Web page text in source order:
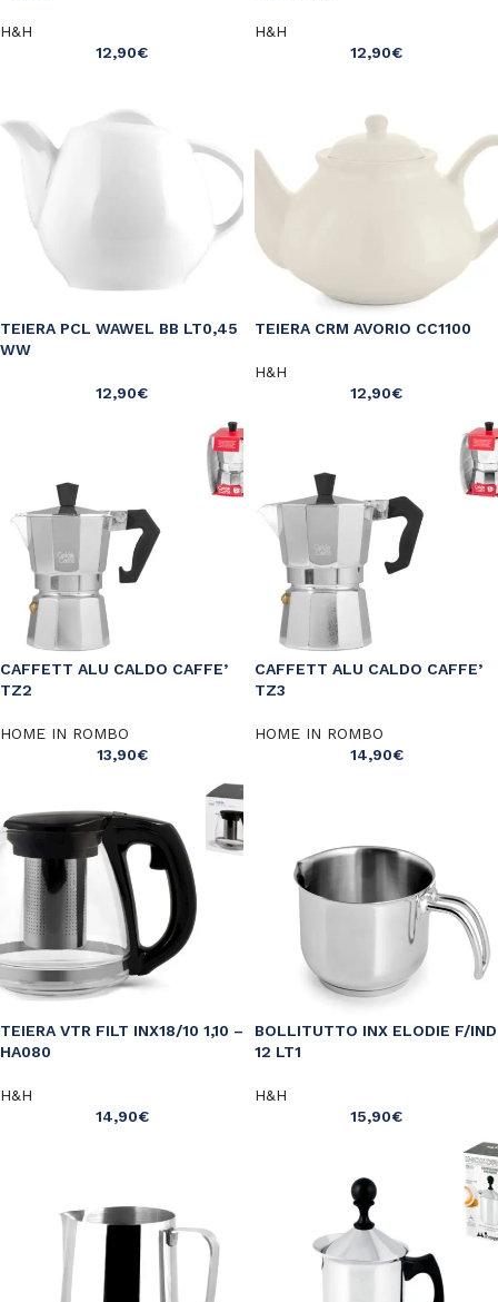
H&H
12,90€
H&H
12,90€
TEIERA PCL WAWEL BB LT0,45
WW
12,90€
TEIERA CRM AVORIO CC1100
H&H
12,90€
CAFFETT ALU CALDO CAFFE’
TZ2
HOME IN ROMBO
13,90€
CAFFETT ALU CALDO CAFFE’
TZ3
HOME IN ROMBO
14,90€
TEIERA VTR FILT INX18/10 1,10 –
HA080
H&H
14,90€
BOLLITUTTO INX ELODIE F/IND
12 LT1
H&H
15,90€